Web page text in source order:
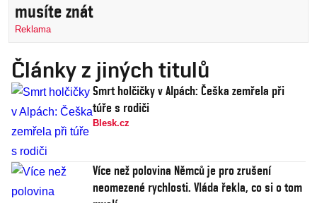
musíte znát
Reklama
Články z jiných titulů
Smrt holčičky v Alpách: Češka zemřela při
túře s rodiči
Blesk.cz
Více než polovina Němců je pro zrušení
neomezené rychlosti. Vláda řekla, co si o tom